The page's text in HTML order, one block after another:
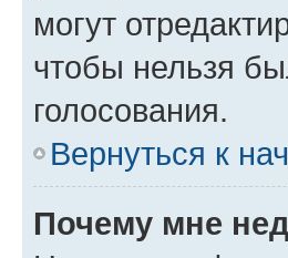
могут
чтобы нельзя
голосования.
Вернуться к
Почему мне